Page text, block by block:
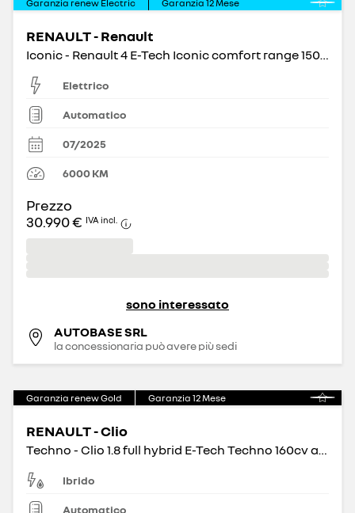
Garanzia renew Electric Garanzia 12Mese
RENAULT - Renault
Iconic - Renault 4 E-Tech Iconic comfort range 150cv
Elettrico
Automatico
07/2025
6000KM
Prezzo
30.990 € IVA incl.
sono interessato
AUTOBASE SRL
la concessionaria può avere più sedi
Garanzia renew Gold Garanzia 12Mese
RENAULT - Clio
Techno - Clio 1.8 full hybrid E-Tech Techno 160cv auto
Ibrido
Automatico